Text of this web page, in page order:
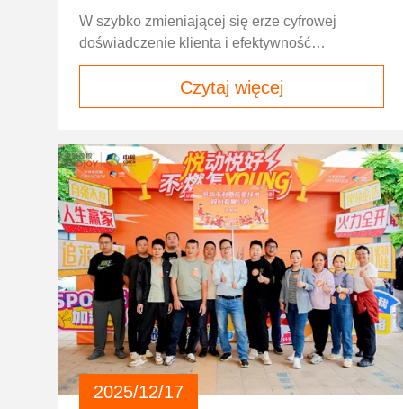
we wszystkich gałęziach przemysłu w
2026 roku
W szybko zmieniającej się erze cyfrowej
doświadczenie klienta i efektywność
operacyjna stały się podstawą
konkurencyjności wszystkich branż.
Niezależnie od tego, czy chodzi o transport,
usługi publiczne, tradycyjna ręczna sprzedaż
biletów i modele usług stopniowo nie nadążają
za wymaganiami rynku. Długie czasy
oczekiwania w kolejkach, ograniczone godziny
obsługi, wysokie koszty pracy i błędy ludzkie w
przetwarzaniu biletów to częste problemy, które
nękają firmy i frustrują klientów końcowych na
całym świecie. Przez dziesięciolecia wiele
branż polegało wyłącznie na personelu
pierwszej linii przy wystawianiu biletów,
rejestracji i weryfikacji usług. Model ten niesie
ze sobą trzy główne, nieuniknione problemy.
Czytaj więcej
2025/12/17